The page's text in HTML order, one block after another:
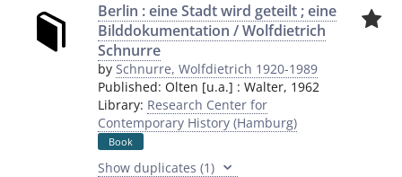
Berlin : eine Stadt wird geteilt ; eine
Bilddokumentation / Wolfdietrich
Schnurre
by Schnurre, Wolfdietrich 1920-1989
Published: Olten [u.a.] : Walter, 1962
Library: Research Center for
Contemporary History (Hamburg)
Book
Show duplicates (1)